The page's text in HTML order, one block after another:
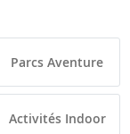
Parcs Aventure
Activités Indoor